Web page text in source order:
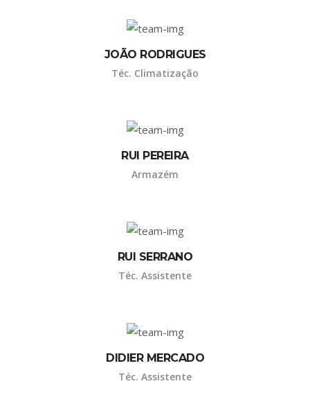
JOÃO RODRIGUES
Téc. Climatização
RUI PEREIRA
Armazém
RUI SERRANO
Téc. Assistente
DIDIER MERCADO
Téc. Assistente